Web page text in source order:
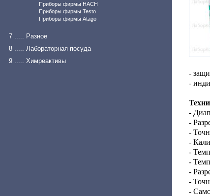
Приборы фирмы HACH
Приборы фирмы Testo
Приборы фирмы Atago
7 ..... Разное
8 ..... Лабораторная посуда
9 ..... Химреактивы
-
-
-
-
-
-
-
-
-
-
-